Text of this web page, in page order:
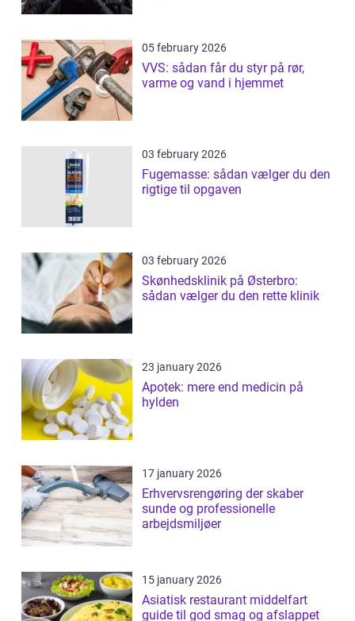
05 february 2026
VVS: sådan får du styr på rør,
varme og vand i hjemmet
03 february 2026
Fugemasse: sådan vælger du den
rigtige til opgaven
03 february 2026
Skønhedsklinik på Østerbro:
sådan vælger du den rette klinik
23 january 2026
Apotek: mere end medicin på
hylden
17 january 2026
Erhvervsrengøring der skaber
sunde og professionelle
arbejdsmiljøer
15 january 2026
Asiatisk restaurant middelfart
guide til god smag og afslappet